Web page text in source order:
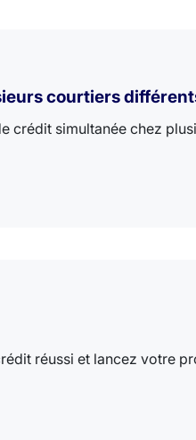
courtiers
simultanée chez
réussi et lancez votre